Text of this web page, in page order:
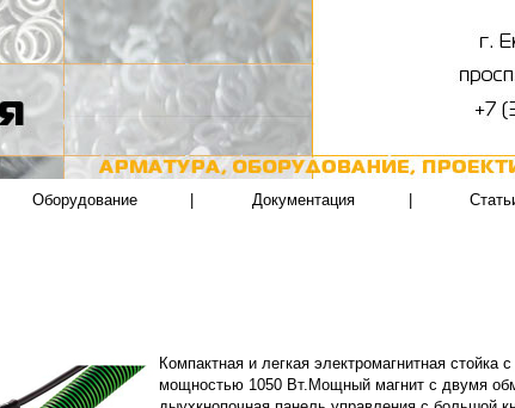
Оборудование Документация
Компактная и легкая электромагнитная стойка
мощностью 1050 Вт.Мощный магнит с двумя